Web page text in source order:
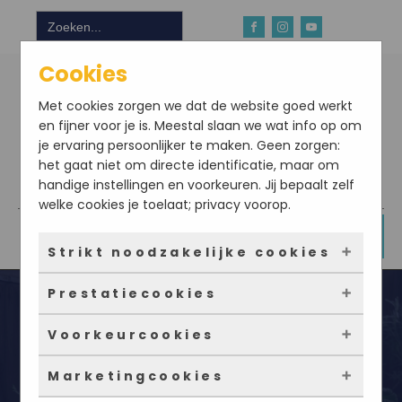
Zoek
naar:
Download hier onze app
Groenten en fruit over? 4 tips wat je
Cookies
Met cookies zorgen we dat de website goed werkt
en fijner voor je is. Meestal slaan we wat info op om
je ervaring persoonlijker te maken. Geen zorgen:
het gaat niet om directe identificatie, maar om
handige instellingen en voorkeuren. Jij bepaalt zelf
welke cookies je toelaat; privacy voorop.
Strikt noodzakelijke cookies
Deze cookies zorgen ervoor dat de website
überhaupt werkt. Ze zijn dus altijd actief en
kunnen niet worden uitgezet. Meestal worden
ze alleen geplaatst als jij iets doet, zoals
inloggen, een formulier invullen of je
Prestatiecookies
Met deze cookies zien we hoe vaak onze site
bezocht wordt, waar bezoekers vandaan
komen en welke pagina’s populair zijn. Zo
Voorkeurcookies
Deze cookies onthouden jouw voorkeuren.
Marketingcookies